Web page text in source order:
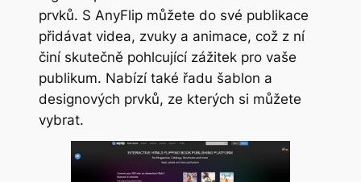
prvků. S AnyFlip můžete do své publikace
přidávat videa, zvuky a animace, což z ní
činí skutečně pohlcující zážitek pro vaše
publikum. Nabízí také řadu šablon a
designových prvků, ze kterých si můžete
vybrat.